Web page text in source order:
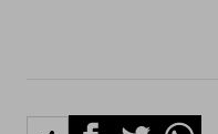
FacebookTwitter